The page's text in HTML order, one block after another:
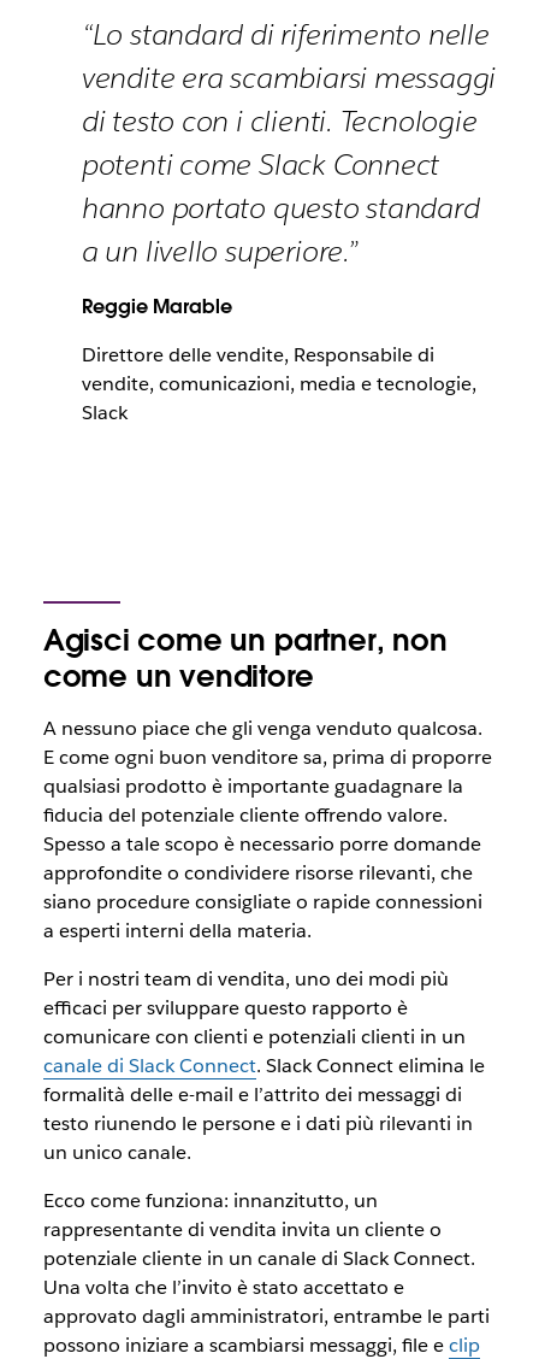
“Lo standard di riferimento nelle
vendite era scambiarsi messaggi
di testo con i clienti. Tecnologie
potenti come Slack Connect
hanno portato questo standard
a un livello superiore.”
Reggie Marable
Direttore delle vendite, Responsabile di
vendite, comunicazioni, media e tecnologie,
Slack
Agisci come un partner, non
come un venditore
A nessuno piace che gli venga venduto qualcosa.
E come ogni buon venditore sa, prima di proporre
qualsiasi prodotto è importante guadagnare la
fiducia del potenziale cliente offrendo valore.
Spesso a tale scopo è necessario porre domande
approfondite o condividere risorse rilevanti, che
siano procedure consigliate o rapide connessioni
a esperti interni della materia.
Per i nostri team di vendita, uno dei modi più
efficaci per sviluppare questo rapporto è
comunicare con clienti e potenziali clienti in un
canale di Slack Connect. Slack Connect elimina le
formalità delle e-mail e l’attrito dei messaggi di
testo riunendo le persone e i dati più rilevanti in
un unico canale.
Ecco come funziona: innanzitutto, un
rappresentante di vendita invita un cliente o
potenziale cliente in un canale di Slack Connect.
Una volta che l’invito è stato accettato e
approvato dagli amministratori, entrambe le parti
possono iniziare a scambiarsi messaggi, file eclip